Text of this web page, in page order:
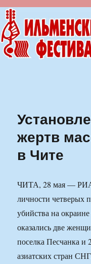
Ильменский
жертв
в Чите
ЧИТА, 28 мая — РИА
личности четверых
убийства на
оказались две
поселка Песчанка и
азиатских стран